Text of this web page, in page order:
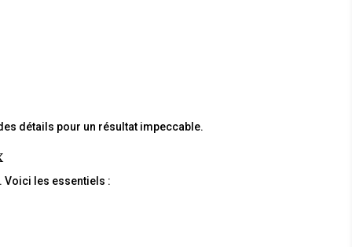
détails pour un résultat impeccable.
Voici les essentiels :